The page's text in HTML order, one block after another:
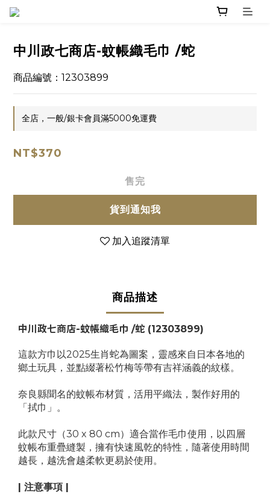
中川政七商店-蚊帳織毛巾 /蛇
商品編號：12303899
全店，一般/銀卡會員滿5000免運費
NT$370
售完
貨到通知我
加入追蹤清單
商品描述
中川政七商店-蚊帳織毛巾 /蛇 (12303899)
這款方巾以2025生肖蛇為圖案，靈感來自日本各地的
鄉土玩具，並點綴著松竹梅等帶有吉祥涵義的紋樣。
奈良縣聞名的蚊帳布材質，活用平織法，製作好用的
「拭巾」。
此款尺寸（30 x 80 cm）適合當作毛巾使用，以四層
蚊帳布重疊縫製，擁有快速風乾的特性，隨著使用時間
越長，越洗會越柔軟更易於使用。
| 注意事項 |